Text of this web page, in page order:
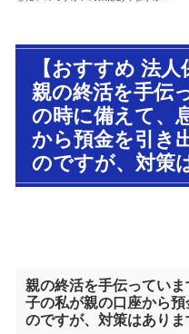
【おすすめ 法人
親の終活を手伝
の時に備えて、
から預金を引き
のですが、対策
親の終活を手伝ってい
子の私が親の口座から
のですが、対策はありま